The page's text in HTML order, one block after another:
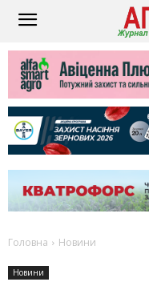
Головна Новини
Новини